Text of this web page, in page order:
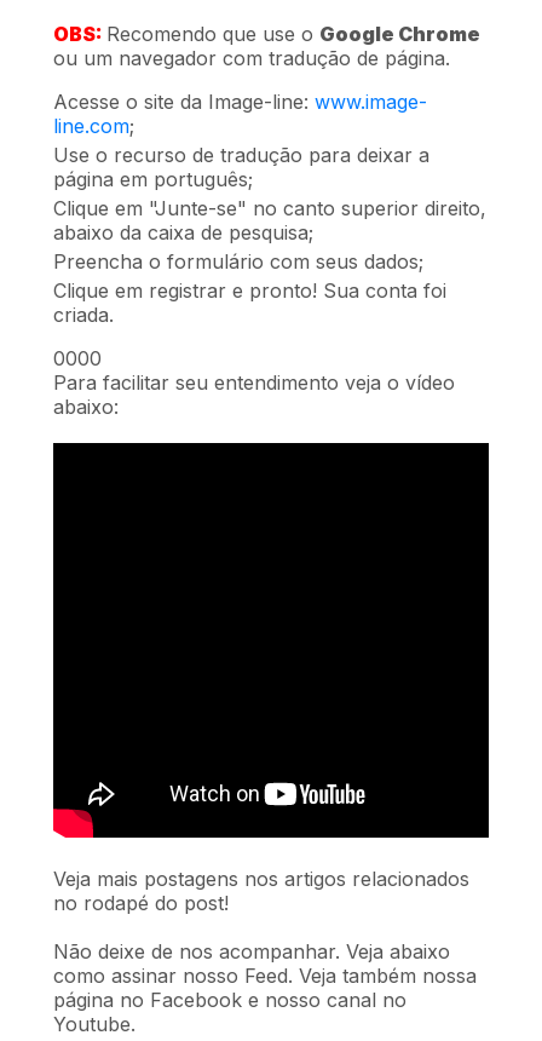
OBS: Recomendo que use o Google Chrome
ou um navegador com tradução de página.
Acesse o site da Image-line: www.image-
line.com;
Use o recurso de tradução para deixar a
página em português;
Clique em "Junte-se" no canto superior direito,
abaixo da caixa de pesquisa;
Preencha o formulário com seus dados;
Clique em registrar e pronto! Sua conta foi
criada.
0000
Para facilitar seu entendimento veja o vídeo
abaixo:
Veja mais postagens nos artigos relacionados
no rodapé do post!
Não deixe de nos acompanhar. Veja abaixo
como assinar nosso Feed. Veja também nossa
página no Facebook e nosso canal no
Youtube.